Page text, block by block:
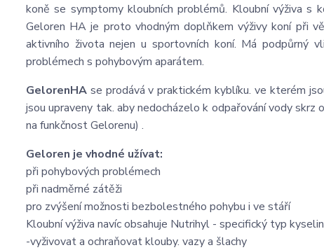
koně se symptomy kloubních problémů. Kloubní výživa s
Geloren HA je proto vhodným doplňkem výživy koní při
aktivního života nejen u sportovních koní. Má
problémech s pohybovým aparátem.
GelorenHA se prodává v praktickém kyblíku. ve kterém
jsou upraveny tak. aby nedocházelo k odpařování vody
na funkčnost Gelorenu) .
Geloren je vhodné užívat:
při pohybových problémech
při nadměrné zátěži
pro zvýšení možnosti bezbolestného pohybu i ve stáří
Kloubní výživa navíc obsahuje Nutrihyl - specifický typ
-vyživovat a ochraňovat klouby. vazy a šlachy